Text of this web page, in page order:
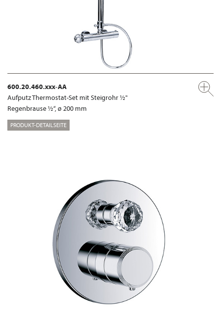
600.20.460.xxx-AA
Aufputz Thermostat-Set mit Steigrohr ½"
Regenbrause ½“, ø 200 mm
PRODUKT-DETAILSEITE